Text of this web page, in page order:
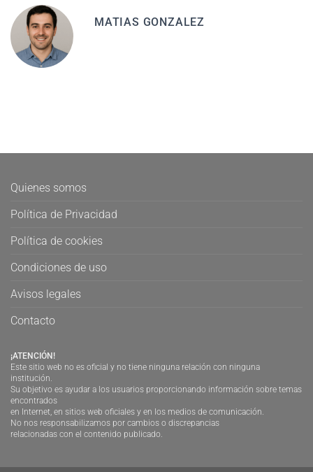
MATIAS GONZALEZ
Quienes somos
Política de Privacidad
Política de cookies
Condiciones de uso
Avisos legales
Contacto
¡ATENCIÓN!
Este sitio web no es oficial y no tiene ninguna relación con ninguna
institución.
Su objetivo es ayudar a los usuarios proporcionando información sobre temas
encontrados
en Internet, en sitios web oficiales y en los medios de comunicación.
No nos responsabilizamos por cambios o discrepancias
relacionadas con el contenido publicado.